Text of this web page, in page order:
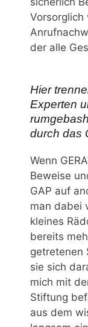
Vorsorglich
der alle
Hier
Experten
durch das
Wenn
Beweise
GAP auf
man dabei
kleines
bereits
getretenen
sie sich
mich mit
Stiftung
aus dem